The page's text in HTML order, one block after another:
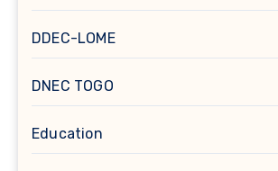
DDEC-LOME
DNEC TOGO
Education